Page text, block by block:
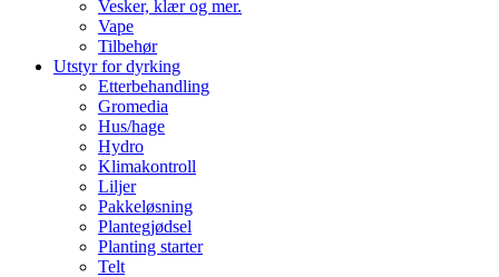
Vesker, klær og mer.
Vape
Tilbehør
Utstyr for dyrking
Etterbehandling
Gromedia
Hus/hage
Hydro
Klimakontroll
Liljer
Pakkeløsning
Plantegjødsel
Planting starter
Telt